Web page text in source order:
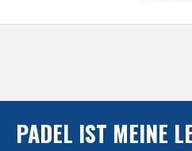
PADEL IST MEINE